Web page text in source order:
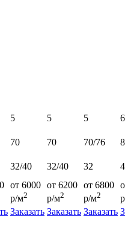
5 5 5
6
70 70 70/76
32/40 32/40 32
от 6000
р/м2
от 6200
р/м2
от 6800
р/м2
Заказать Заказать Заказать